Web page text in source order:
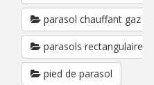
parasol chauffant gaz
parasols rectangulaires
pied de parasol